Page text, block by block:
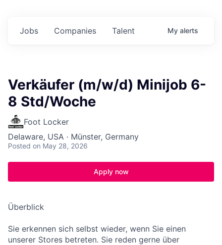
Jobs Companies Talent My alerts
Verkäufer (m/w/d) Minijob 6-
8 Std/Woche
Foot Locker
Delaware, USA · Münster, Germany
Posted on May 28, 2026
Apply now
Überblick
Sie erkennen sich selbst wieder, wenn Sie einen
unserer Stores betreten. Sie reden gerne über